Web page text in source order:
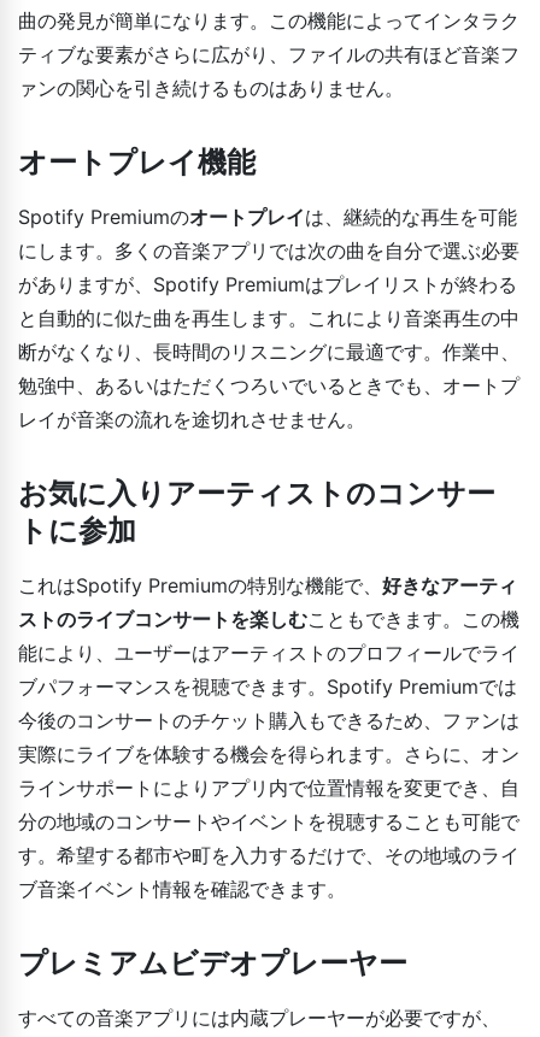
曲の発見が簡単になります。この機能によってインタラク
ティブな要素がさらに広がり、ファイルの共有ほど音楽フ
ァンの関心を引き続けるものはありません。
オートプレイ機能
Spotify Premiumのオートプレイは、継続的な再生を可能
にします。多くの音楽アプリでは次の曲を自分で選ぶ必要
がありますが、Spotify Premiumはプレイリストが終わる
と自動的に似た曲を再生します。これにより音楽再生の中
断がなくなり、長時間のリスニングに最適です。作業中、
勉強中、あるいはただくつろいでいるときでも、オートプ
レイが音楽の流れを途切れさせません。
お気に入りアーティストのコンサー
トに参加
これはSpotify Premiumの特別な機能で、 好きなアーティ
ストのライブコンサートを楽しむこともできます。この機
能により、ユーザーはアーティストのプロフィールでライ
ブパフォーマンスを視聴できます。Spotify Premiumでは
今後のコンサートのチケット購入もできるため、ファンは
実際にライブを体験する機会を得られます。さらに、オン
ラインサポートによりアプリ内で位置情報を変更でき、自
分の地域のコンサートやイベントを視聴することも可能で
す。希望する都市や町を入力するだけで、その地域のライ
ブ音楽イベント情報を確認できます。
プレミアムビデオプレーヤー
すべての音楽アプリには内蔵プレーヤーが必要ですが、